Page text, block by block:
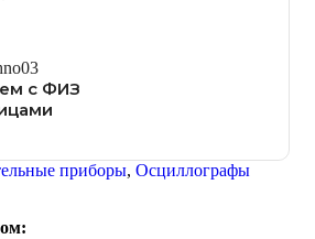
с ФИЗ
приборы, Осциллографы